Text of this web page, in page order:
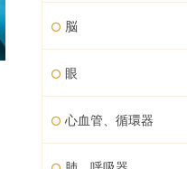
脳
眼
心血管、循環器